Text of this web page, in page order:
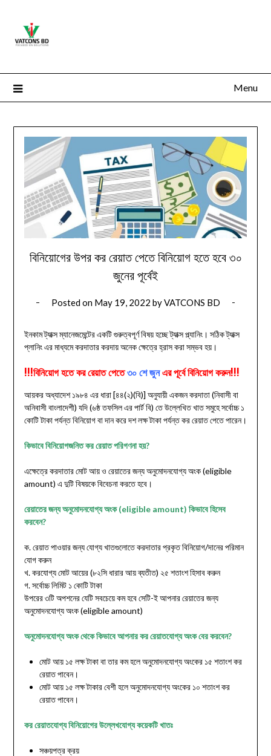
Menu
বিনিয়োগের উপর কর রেয়াত পেতে বিনিয়োগ হতে হবে ৩০
জুনের পূর্বেই
Posted on May 19, 2022 byVATCONS BD
ইনকাম ট্যাক্স ম্যানেজমেন্টের একটি গুরুত্বপূর্ণ বিষয় হচ্ছে ট্যাক্স প্ল্যানিং। সঠিক ট্যাক্স
প্লানিং এর মাধ্যমে করদাতার করদায় অনেক ক্ষেত্রে হ্রাস করা সম্ভব হয়।
!!!বিনিয়োগ হতে কর রেয়াত পেতে৩০ শে জুনএর পূর্বে বিনিয়োগ করুন!!!
আয়কর অধ্যাদেশ ১৯৮৪ এর ধারা [৪৪(২)(বি)] অনুযায়ী একজন করদাতা (নিবাসী বা
অনিবাসী বাংলাদেশী) যদি (৬ষ্ঠ তফসিল এর পার্ট বি) তে উল্লেখিত খাত সমুহে সর্বোচ্চ ১
কোটি টাকা পর্যন্ত বিনিয়োগ বা দান করে দশ লক্ষ টাকা পর্যন্ত কর রেয়াত পেতে পারেন।
কিভাবে বিনিয়োগজনিত কর রেয়াত পরিগণনা হয়?
এক্ষেত্রে করদাতার মোট আয় ও রেয়াতের জন্য অনুমোদনযোগ্য অংক (eligible
amount) এ দুটি বিষয়কে বিবেচনা করতে হবে।
রেয়াতের জন্য অনুমোদনযোগ্য অংক (eligible amount) কিভাবে হিসেব
করবেন?
ক. রেয়াত পাওয়ার জন্য যোগ্য খাতগুলোতে করদাতার প্রকৃত বিনিয়োগ/দানের পরিমান
যোগ করুন
খ. করযোগ্য মোট আয়ের (৮২সি ধারার আয় ব্যতীত) ২৫ শতাংশ হিসাব করুন
গ. সর্বোচ্চ লিমিট ১ কোটি টাকা
উপরের ৩টি অপশনের যেটি সবচেয়ে কম হবে সেটি-ই আপনার রেয়াতের জন্য
অনুমোদনযোগ্য অংক (eligible amount)
অনুমোদনযোগ্য অংক থেকে কিভাবে আপনার কর রেয়াতযোগ্য অংক বের করবেন?
মোট আয় ১৫ লক্ষ টাকা বা তার কম হলে অনুমোদনযোগ্য অংকের ১৫ শতাংশ কর
রেয়াত পাবেন।
মোট আয় ১৫ লক্ষ টাকার বেশী হলে অনুমোদনযোগ্য অংকের ১০ শতাংশ কর
রেয়াত পাবেন।
কর রেয়াতযোগ্য বিনিয়োগের উল্লেখযোগ্য কয়েকটি খাতঃ
সঞ্চয়পত্র ক্রয়